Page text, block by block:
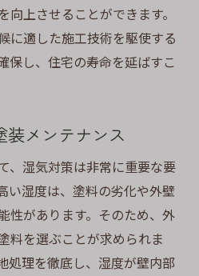
上させることができます。
に適した施工技術を駆使する
保し、住宅の寿命を延ばすこ
装メンテナンス
、湿気対策は非常に重要な要
い湿度は、塗料の劣化や外壁
性があります。そのため、外
料を選ぶことが求められま
処理を徹底し、湿度が壁内部